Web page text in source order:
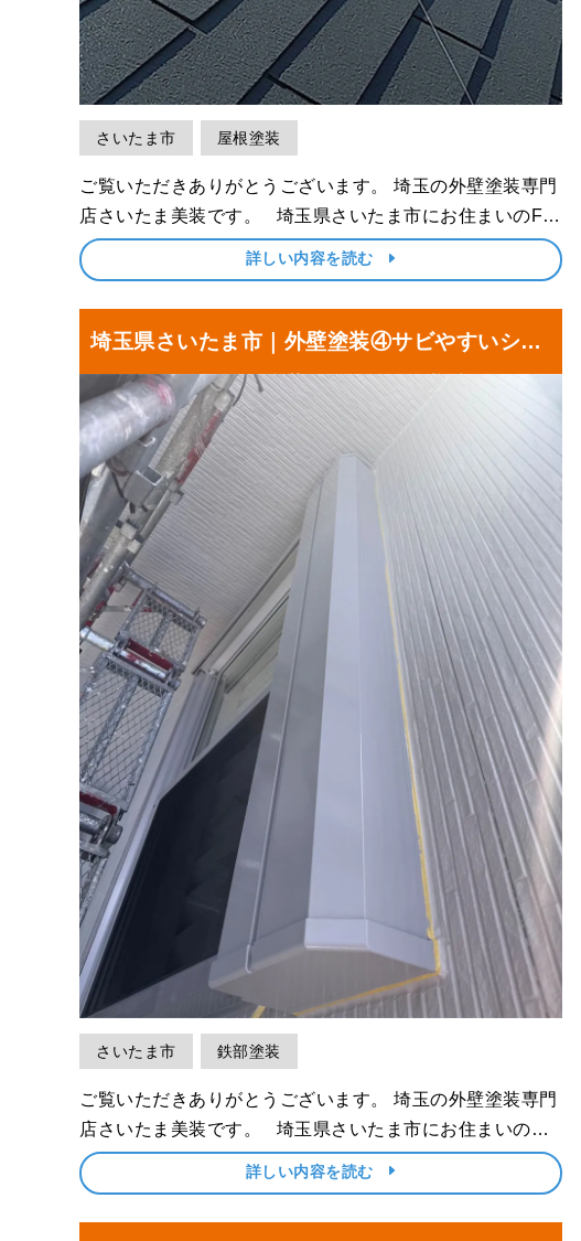
さいたま市 屋根塗装
ご覧いただきありがとうございます。 埼玉の外壁塗装専門
店さいたま美装です。 埼玉県さいたま市にお住まいのF様
より、屋根塗装・外壁塗装、コーキング工事。さらに、付
帯部塗装とベランダの防水工事をご依頼いただきました。
･･･
詳しい内容を読む
埼玉県さいたま市｜外壁塗装④サビやすいシャ
ッターボックスを塗装しました！N様邸
さいたま市 鉄部塗装
ご覧いただきありがとうございます。 埼玉の外壁塗装専門
店さいたま美装です。 埼玉県さいたま市にお住まいのN
様より、屋根塗装・外壁塗装、鉄部塗装とベランダの防水
工事をご依頼いただき、前回は外壁塗装についてお届けし
ました。 ＼前回のレポ･･･
詳しい内容を読む